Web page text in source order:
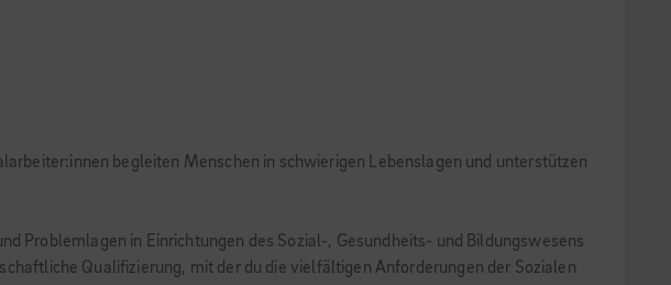
begleiten Menschen in schwierigen Lebenslagen und unterstützen
Problemlagen in Einrichtungen des Sozial-, Gesundheits- und Bildungswesens
Qualifizierung, mit der du die vielfältigen Anforderungen der Sozialen